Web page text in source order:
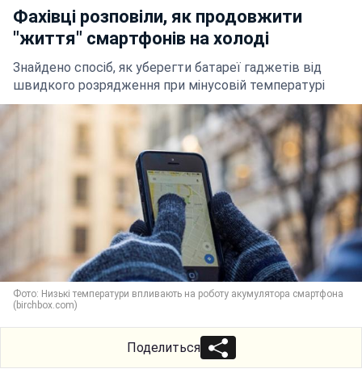
Фахівці розповіли, як продовжити
"життя" смартфонів на холоді
Знайдено спосіб, як уберегти батареї гаджетів від
швидкого розрядження при мінусовій температурі
Фото: Низькі температури впливають на роботу акумулятора смартфона
(birchbox.com)
Поделиться